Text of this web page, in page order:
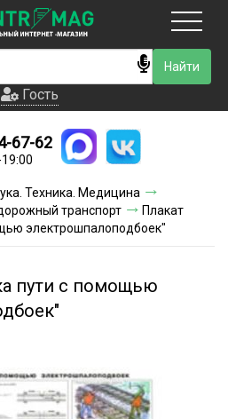
Гость
Новинки
доставки
оплаты
и скидки
Гость
67-62
Техника. Медицина
транспорт
Плакат
электрошпалоподбоек"
пути с помощью